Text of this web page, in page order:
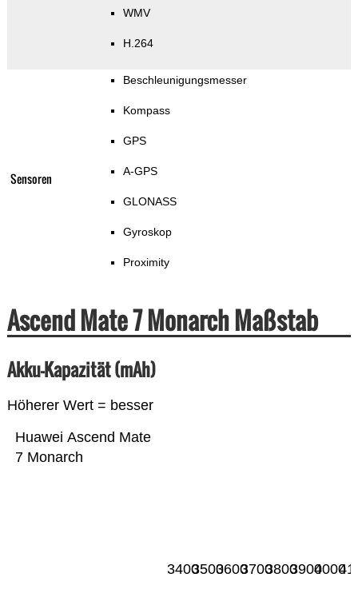
WMV
H.264
Sensoren
Beschleunigungsmesser
Kompass
GPS
A-GPS
GLONASS
Gyroskop
Proximity
Ascend Mate 7 Monarch Maßstab
Akku-Kapazität (mAh)
Höherer Wert = besser
Huawei Ascend Mate
7 Monarch
3400350036003700380039004000